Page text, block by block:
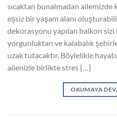
sıcaktan bunalmadan
eşsiz bir yaşam alanı
dekorasyonu yapılan balkon
yorgunluktan ve kalabalık
uzak tutacaktır. Böylelikle
ailenizle birlikte stres […]
OKUMAYA